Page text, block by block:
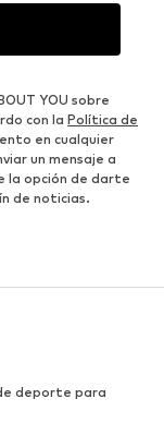
YOU sobre
con la Política de
en cualquier
un mensaje a
la opción de darte
de noticias.
deporte para